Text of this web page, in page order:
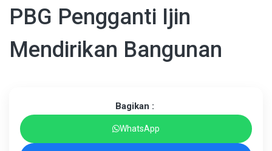
PBG Pengganti Ijin
Mendirikan Bangunan
Bagikan :
WhatsApp